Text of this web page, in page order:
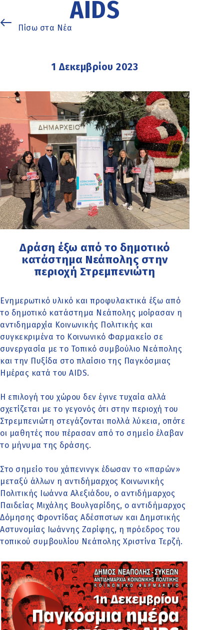
AIDS
Πίσω στα Νέα
1 Δεκεμβρίου 2023
Δράση έξω από το δημοτικό
κατάστημα Νεάπολης στην
περιοχή Στρεμπενιώτη
Ενημερωτικό υλικό και προφυλακτικά έξω από
το δημοτικό κατάστημα Νεάπολης μοίρασαν η
αντιδημαρχία Κοινωνικής Πολιτικής και
συγκεκριμένα το Κοινωνικό Φαρμακείο σε
συνεργασία με το Τοπικό συμβούλιο Νεάπολης
και την Πυξίδα στο πλαίσιο της Παγκόσμιας
Ημέρας κατά του AIDS.
Η επιλογή του χώρου δεν έγινε τυχαία αλλά
σχετίζεται με το γεγονός ότι στην περιοχή του
Στρεμπενιώτη στεγάζονται πολλά λύκεια, οπότε
οι μαθητές που πέρασαν από το σημείο έλαβαν
το μήνυμα της δράσης.
Στο σημείο του χάπενινγκ έδωσαν το «παρών»
μεταξύ άλλων η αντιδήμαρχος Κοινωνικής
Πολιτικής Ιωάννα Αλεξιάδου, ο αντιδήμαρχος
Παιδείας Μιχάλης Βουλγαρίδης, ο αντιδήμαρχος
Δόμησης Φροντίδας Αδέσποτων και Δημοτικής
Αστυνομίας Ιωάννης Ζαρίφης, η πρόεδρος του
τοπικού συμβουλίου Νεάπολης Χριστίνα Τερζή.